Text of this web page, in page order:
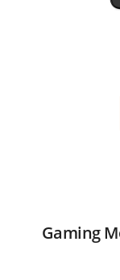
Gaming